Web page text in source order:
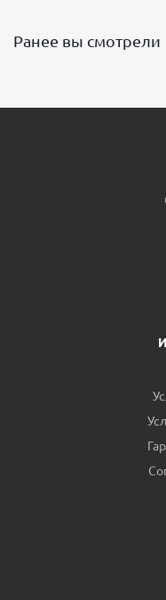
Ранее вы смотрели